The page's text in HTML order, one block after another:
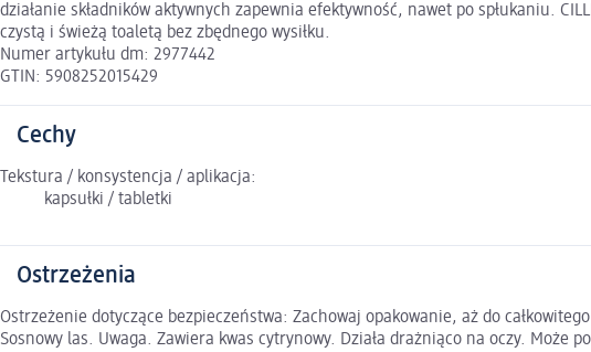
działanie składników aktywnych zapewnia efektywność, nawet po spłukaniu.
czystą i świeżą toaletą bez zbędnego wysiłku.
Numer artykułu dm: 2977442
GTIN: 5908252015429
Cechy
Tekstura / konsystencja / aplikacja:
kapsułki / tabletki
Ostrzeżenia
Ostrzeżenie dotyczące bezpieczeństwa: Zachowaj opakowanie, aż do
Sosnowy las. Uwaga. Zawiera kwas cytrynowy. Działa drażniąco na oczy.